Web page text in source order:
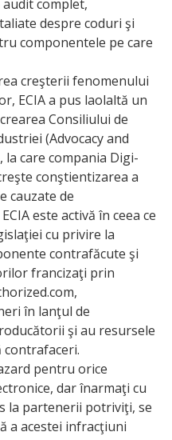
complet,
despre coduri şi
componentele pe care
creşterii fenomenului
ECIA a pus laolaltă un
Consiliului de
(Advocacy and
care compania Digi-
conştientizarea a
cauzate de
este activă în ceea ce
cu privire la
contrafăcute şi
francizaţi prin
în lanţul de
şi au resursele
pentru orice
dar înarmaţi cu
la partenerii potriviţi, se
a acestei infracţiuni